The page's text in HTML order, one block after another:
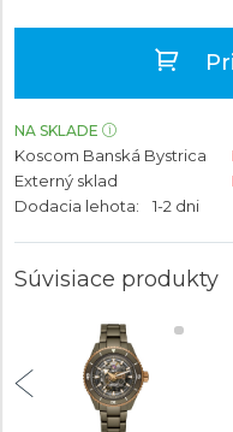
NA SKLADE
Koscom Banská Bystrica
Externý sklad
Dodacia lehota:
1-2 dni
Súvisiace produkty